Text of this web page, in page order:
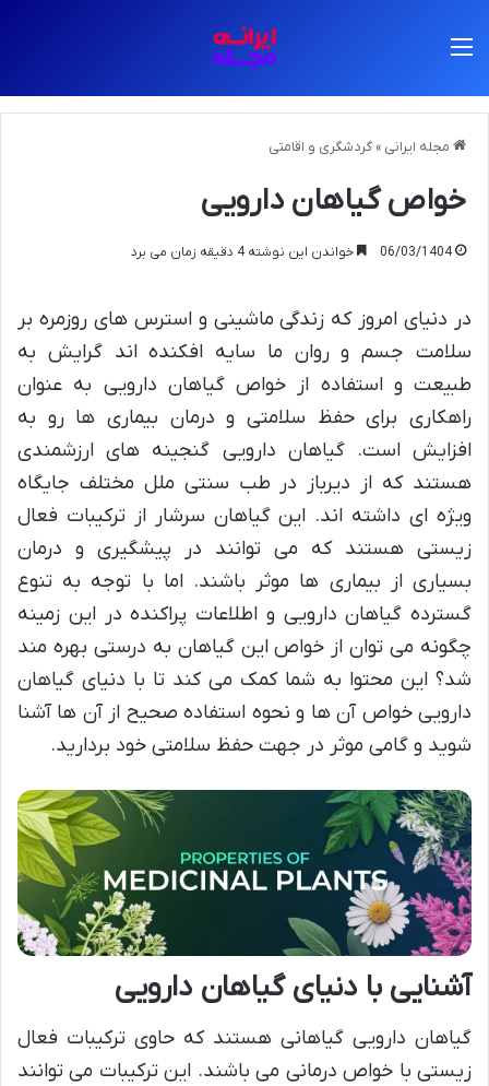
مجله ایرانی » گردشگری و اقامتی
خواص گیاهان دارویی
06/03/1404 خواندن این نوشته 4 دقیقه زمان می برد
در دنیای امروز که زندگی ماشینی و استرس های روزمره بر
سلامت جسم و روان ما سایه افکنده اند گرایش به
طبیعت و استفاده از خواص گیاهان دارویی به عنوان
راهکاری برای حفظ سلامتی و درمان بیماری ها رو به
افزایش است. گیاهان دارویی گنجینه های ارزشمندی
هستند که از دیرباز در طب سنتی ملل مختلف جایگاه
ویژه ای داشته اند. این گیاهان سرشار از ترکیبات فعال
زیستی هستند که می توانند در پیشگیری و درمان
بسیاری از بیماری ها موثر باشند. اما با توجه به تنوع
گسترده گیاهان دارویی و اطلاعات پراکنده در این زمینه
چگونه می توان از خواص این گیاهان به درستی بهره مند
شد؟ این محتوا به شما کمک می کند تا با دنیای گیاهان
دارویی خواص آن ها و نحوه استفاده صحیح از آن ها آشنا
شوید و گامی موثر در جهت حفظ سلامتی خود بردارید.
آشنایی با دنیای گیاهان دارویی
گیاهان دارویی گیاهانی هستند که حاوی ترکیبات فعال
زیستی با خواص درمانی می باشند. این ترکیبات می توانند